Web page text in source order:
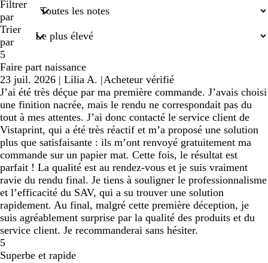
recherches
saisies
Filtrer
par
Trier
par
5
Faire part naissance
23 juil. 2026 | Lilia A. |Acheteur vérifié
J’ai été très déçue par ma première commande. J’avais choisi
une finition nacrée, mais le rendu ne correspondait pas du
tout à mes attentes. J’ai donc contacté le service client de
Vistaprint, qui a été très réactif et m’a proposé une solution
plus que satisfaisante : ils m’ont renvoyé gratuitement ma
commande sur un papier mat. Cette fois, le résultat est
parfait ! La qualité est au rendez-vous et je suis vraiment
ravie du rendu final. Je tiens à souligner le professionnalisme
et l’efficacité du SAV, qui a su trouver une solution
rapidement. Au final, malgré cette première déception, je
suis agréablement surprise par la qualité des produits et du
service client. Je recommanderai sans hésiter.
5
Superbe et rapide